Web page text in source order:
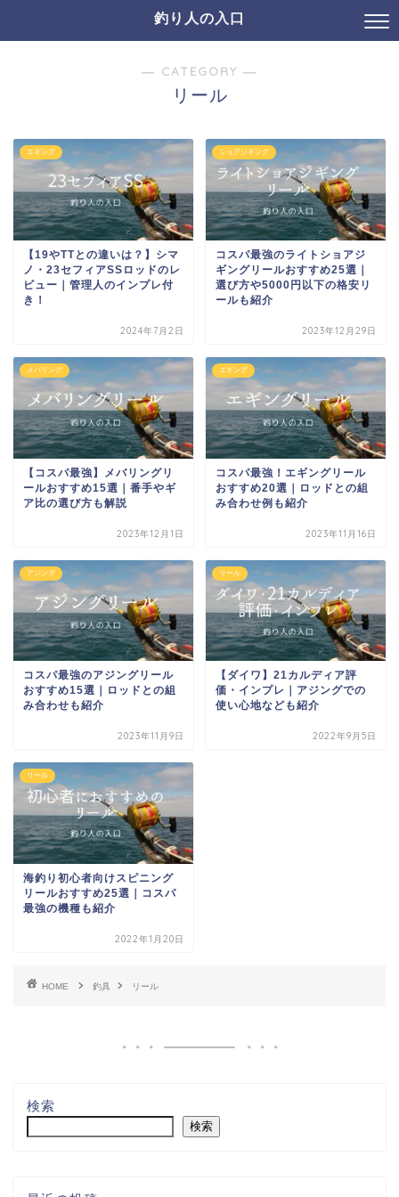
釣り人の入口
― CATEGORY ―
リール
エギング
【19やTTとの違いは？】シマ
ノ・23セフィアSSロッドのレ
ビュー｜管理人のインプレ付
き！
2024年7月2日
ショアジギング
コスパ最強のライトショアジ
ギングリールおすすめ25選｜
選び方や5000円以下の格安リ
ールも紹介
2023年12月29日
メバリング
【コスパ最強】メバリングリ
ールおすすめ15選｜番手やギ
ア比の選び方も解説
2023年12月1日
エギング
コスパ最強！エギングリール
おすすめ20選｜ロッドとの組
み合わせ例も紹介
2023年11月16日
アジング
コスパ最強のアジングリール
おすすめ15選｜ロッドとの組
み合わせも紹介
2023年11月9日
リール
【ダイワ】21カルディア評
価・インプレ｜アジングでの
使い心地なども紹介
2022年9月5日
リール
海釣り初心者向けスピニング
リールおすすめ25選｜コスパ
最強の機種も紹介
2022年1月20日
HOME 釣具 リール
検索
検索